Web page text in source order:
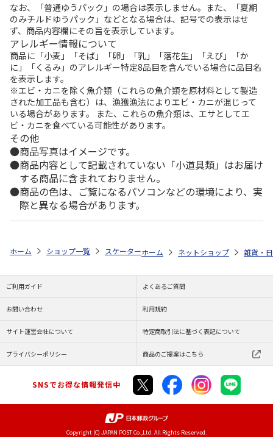
なお、「普通ゆうパック」の場合は表示しません。また、「夏期
のみチルドゆうパック」などとなる場合は、記号での表示はせ
ず、商品内容欄にその旨を表示しています。
アレルギー情報について
商品に「小麦」「そば」「卵」「乳」「落花生」「えび」「か
に」「くるみ」のアレルギー特定8品目を含んでいる場合に品目名
を表示します。
※エビ・カニを除く魚介類（これらの魚介類を原材料として製造
された加工品も含む）は、漁獲漁法によりエビ・カニが混じって
いる場合があります。 また、これらの魚介類は、エサとしてエ
ビ・カニを食べている可能性があります。
その他
商品写真はイメージです。
商品内容として記載されていない「小道具類」はお届け
する商品に含まれておりません。
商品の色は、ご覧になるパソコンなどの環境により、実
際と異なる場合があります。
ホーム ショップ一覧 スケーター ランチ巾着 カーズ 25 KB7
ホーム ネットショップ 雑貨・
ご利用ガイド よくあるご質問
お問い合わせ 利用規約
サイト運営会社について 特定商取引法に基づく表記について
プライバシーポリシー 商品のご提案はこちら
SNSでお得な情報発信中
Copyright (C) JAPAN POST Co.,Ltd. All Rights Reserved.